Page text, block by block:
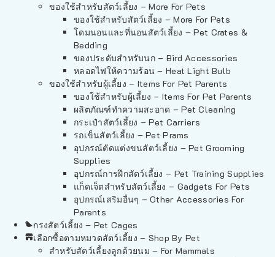
ของใช้สำหรับสัตว์เลี้ยง – More For Pets
ของใช้สำหรับสัตว์เลี้ยง – More For Pets
โดมนอนและที่นอนสัตว์เลี้ยง – Pet Crates &
Bedding
ของประดับสำหรับนก – Bird Accessories
หลอดไฟให้ความร้อน – Heat Light Bulb
ของใช้สำหรับผู้เลี้ยง – Items For Pet Parents
ของใช้สำหรับผู้เลี้ยง – Items For Pet Parents
ผลิตภัณฑ์ทำความสะอาด – Pet Cleaning
กระเป๋าสัตว์เลี้ยง – Pet Carriers
รถเข็นสัตว์เลี้ยง – Pet Prams
อุปกรณ์ตัดแต่งขนสัตว์เลี้ยง – Pet Grooming
Supplies
อุปกรณ์การฝึกสัตว์เลี้ยง – Pet Training Supplies
แก็ดเจ็ตสำหรับสัตว์เลี้ยง – Gadgets For Pets
อุปกรณ์เสริมอื่นๆ – Other Accessories For
Parents
กรงสัตว์เลี้ยง – Pet Cages
เลือกซื้อตามหมวดสัตว์เลี้ยง – Shop By Pet
สำหรับสัตว์เลี้ยงลูกด้วยนม – For Mammals